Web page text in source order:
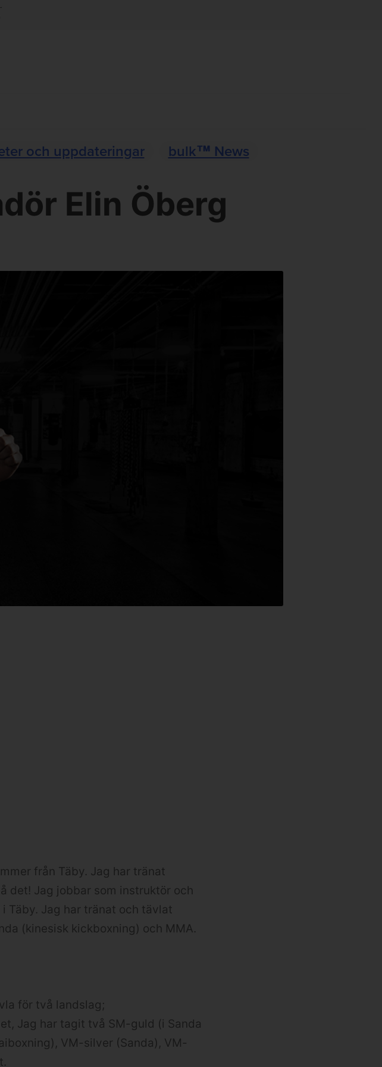
och uppdateringar bulk™ News
Elin Öberg
från Täby. Jag har tränat
det! Jag jobbar som instruktör och
Täby. Jag har tränat och tävlat
(kinesisk kickboxning) och MMA.
för två landslag;
Jag har tagit två SM-guld (i Sanda
VM-silver (Sanda), VM-